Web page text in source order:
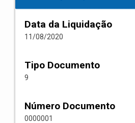
Data da Liquidação
11/08/2020
Tipo Documento
9
Número Documento
0000001